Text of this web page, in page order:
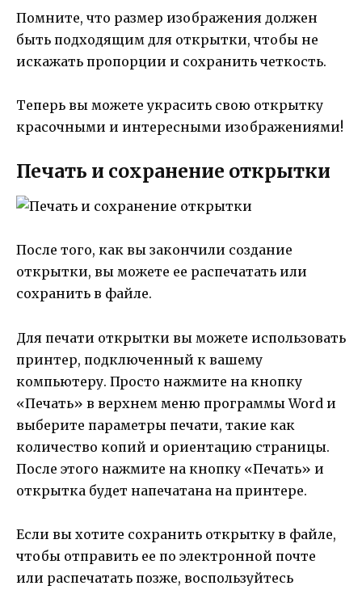
Помните, что размер изображения должен
быть подходящим для открытки, чтобы не
искажать пропорции и сохранить четкость.
Теперь вы можете украсить свою открытку
красочными и интересными изображениями!
Печать и сохранение открытки
После того, как вы закончили создание
открытки, вы можете ее распечатать или
сохранить в файле.
Для печати открытки вы можете использовать
принтер, подключенный к вашему
компьютеру. Просто нажмите на кнопку
«Печать» в верхнем меню программы Word и
выберите параметры печати, такие как
количество копий и ориентацию страницы.
После этого нажмите на кнопку «Печать» и
открытка будет напечатана на принтере.
Если вы хотите сохранить открытку в файле,
чтобы отправить ее по электронной почте
или распечатать позже, воспользуйтесь